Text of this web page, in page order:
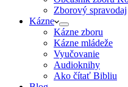
Zborový spravodaj
Kázne
Kázne zboru
Kázne mládeže
Vyučovanie
Audioknihy
Ako čítať Bibliu